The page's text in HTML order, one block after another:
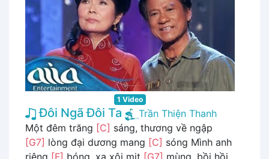
1 Video
Đôi Ngã Đôi Ta
Trần Thiện Thanh
Một đêm trăng [C] sáng, thương về ngập
[G7] lòng đại dương mang [C] sóng Mình anh